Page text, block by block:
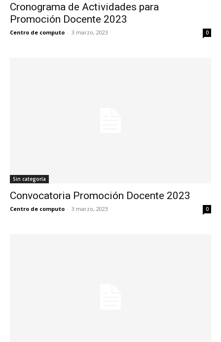
Cronograma de Actividades para
Promoción Docente 2023
Centro de computo - 3 marzo, 2023 0
Sin categoría
Convocatoria Promoción Docente 2023
Centro de computo - 3 marzo, 2023 0